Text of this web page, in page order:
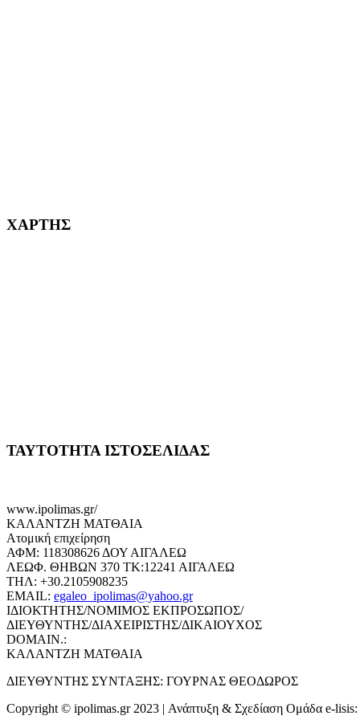
ΧΑΡΤΗΣ
ΤΑΥΤΟΤΗΤΑ ΙΣΤΟΣΕΛΙΔΑΣ
www.ipolimas.gr/
ΚΑΛΑΝΤΖΗ ΜΑΤΘΑΙΑ
Ατομική επιχείρηση
ΑΦΜ: 118308626 ΔΟΥ ΑΙΓΑΛΕΩ
ΛΕΩΦ. ΘΗΒΩΝ 370 ΤΚ:12241 ΑΙΓΑΛΕΩ
ΤΗΛ: +30.2105908235
EMAIL: egaleo_ipolimas@yahoo.gr
ΙΔΙΟΚΤΗΤΗΣ/ΝΟΜΙΜΟΣ ΕΚΠΡΟΣΩΠΟΣ/
ΔΙΕΥΘΥΝΤΗΣ/ΔΙΑΧΕΙΡΙΣΤΗΣ/ΔΙΚΑΙΟΥΧΟΣ
DOMAIN.:
ΚΑΛΑΝΤΖΗ ΜΑΤΘΑΙΑ
ΔΙΕΥΘΥΝΤΗΣ ΣΥΝΤΑΞΗΣ: ΓΟΥΡΝΑΣ ΘΕΟΔΩΡΟΣ
Copyright © ipolimas.gr 2023 | Ανάπτυξη & Σχεδίαση Ομάδα e-lisis: